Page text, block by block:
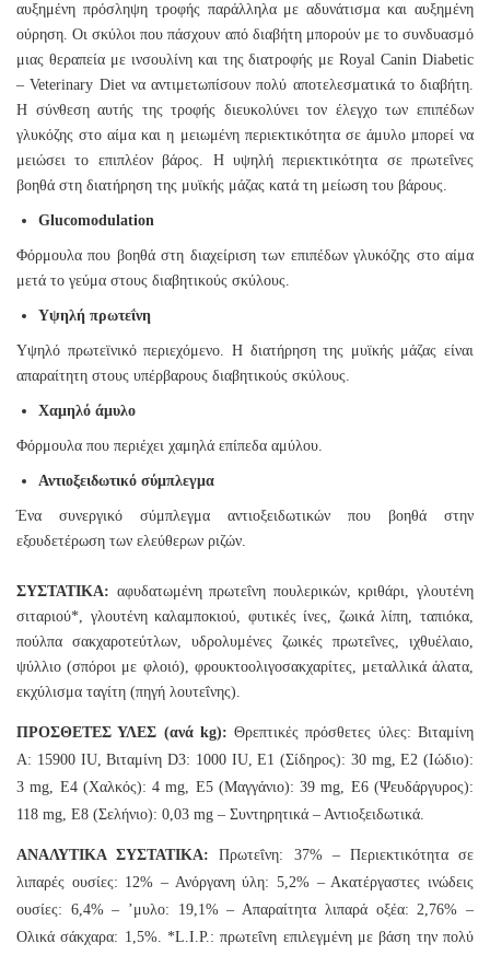
αυξημένη πρόσληψη τροφής παράλληλα με αδυνάτισμα και αυξημένη
ούρηση. Οι σκύλοι που πάσχουν από διαβήτη μπορούν με το συνδυασμό
μιας θεραπεία με ινσουλίνη και της διατροφής με Royal Canin Diabetic
– Veterinary Diet να αντιμετωπίσουν πολύ αποτελεσματικά το διαβήτη.
Η σύνθεση αυτής της τροφής διευκολύνει τον έλεγχο των επιπέδων
γλυκόζης στο αίμα και η μειωμένη περιεκτικότητα σε άμυλο μπορεί να
μειώσει το επιπλέον βάρος. Η υψηλή περιεκτικότητα σε πρωτεΐνες
βοηθά στη διατήρηση της μυϊκής μάζας κατά τη μείωση του βάρους.
Glucomodulation
Φόρμουλα που βοηθά στη διαχείριση των επιπέδων γλυκόζης στο αίμα
μετά το γεύμα στους διαβητικούς σκύλους.
Υψηλή πρωτεΐνη
Υψηλό πρωτεϊνικό περιεχόμενο. Η διατήρηση της μυϊκής μάζας είναι
απαραίτητη στους υπέρβαρους διαβητικούς σκύλους.
Χαμηλό άμυλο
Φόρμουλα που περιέχει χαμηλά επίπεδα αμύλου.
Αντιοξειδωτικό σύμπλεγμα
Ένα συνεργικό σύμπλεγμα αντιοξειδωτικών που βοηθά στην
εξουδετέρωση των ελεύθερων ριζών.
ΣΥΣΤΑΤΙΚΑ: αφυδατωμένη πρωτεΐνη πουλερικών, κριθάρι, γλουτένη
σιταριού*, γλουτένη καλαμποκιού, φυτικές ίνες, ζωικά λίπη, ταπιόκα,
πούλπα σακχαροτεύτλων, υδρολυμένες ζωικές πρωτεΐνες, ιχθυέλαιο,
ψύλλιο (σπόροι με φλοιό), φρουκτοολιγοσακχαρίτες, μεταλλικά άλατα,
εκχύλισμα ταγίτη (πηγή λουτεΐνης).
ΠΡΟΣΘΕΤΕΣ ΥΛΕΣ (ανά kg): Θρεπτικές πρόσθετες ύλες: Βιταμίνη
A: 15900 IU, Βιταμίνη D3: 1000 IU, E1 (Σίδηρος): 30 mg, E2 (Ιώδιο):
3 mg, E4 (Χαλκός): 4 mg, E5 (Μαγγάνιο): 39 mg, E6 (Ψευδάργυρος):
118 mg, E8 (Σελήνιο): 0,03 mg – Συντηρητικά – Αντιοξειδωτικά.
ΑΝΑΛΥΤΙΚΑ ΣΥΣΤΑΤΙΚΑ: Πρωτεΐνη: 37% – Περιεκτικότητα σε
λιπαρές ουσίες: 12% – Ανόργανη ύλη: 5,2% – Ακατέργαστες ινώδεις
ουσίες: 6,4% – ’μυλο: 19,1% – Απαραίτητα λιπαρά οξέα: 2,76% –
Ολικά σάκχαρα: 1,5%. *L.I.P.: πρωτεΐνη επιλεγμένη με βάση την πολύ